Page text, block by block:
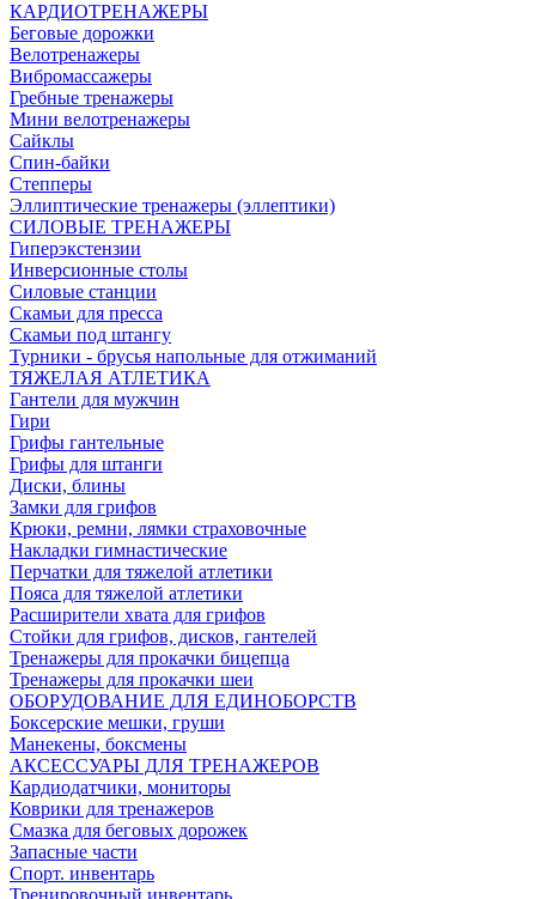
КАРДИОТРЕНАЖЕРЫ
Беговые дорожки
Велотренажеры
Вибромассажеры
Гребные тренажеры
Мини велотренажеры
Сайклы
Спин-байки
Степперы
Эллиптические тренажеры (эллептики)
СИЛОВЫЕ ТРЕНАЖЕРЫ
Гиперэкстензии
Инверсионные столы
Силовые станции
Скамьи для пресса
Скамьи под штангу
Турники - брусья напольные для отжиманий
ТЯЖЕЛАЯ АТЛЕТИКА
Гантели для мужчин
Гири
Грифы гантельные
Грифы для штанги
Диски, блины
Замки для грифов
Крюки, ремни, лямки страховочные
Накладки гимнастические
Перчатки для тяжелой атлетики
Пояса для тяжелой атлетики
Расширители хвата для грифов
Стойки для грифов, дисков, гантелей
Тренажеры для прокачки бицепца
Тренажеры для прокачки шеи
ОБОРУДОВАНИЕ ДЛЯ ЕДИНОБОРСТВ
Боксерские мешки, груши
Манекены, боксмены
АКСЕССУАРЫ ДЛЯ ТРЕНАЖЕРОВ
Кардиодатчики, мониторы
Коврики для тренажеров
Смазка для беговых дорожек
Запасные части
Спорт. инвентарь
Тренировочный инвентарь